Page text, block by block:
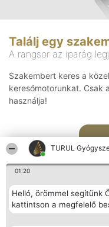
TURUL
01:20
Helló, örömmel segítünk
kattintson a megfelelő
Találj egy
A rangsor az iparág
Szakembert keres a
keresőmotorunkat. Csak
használja!
Rangsorszervező